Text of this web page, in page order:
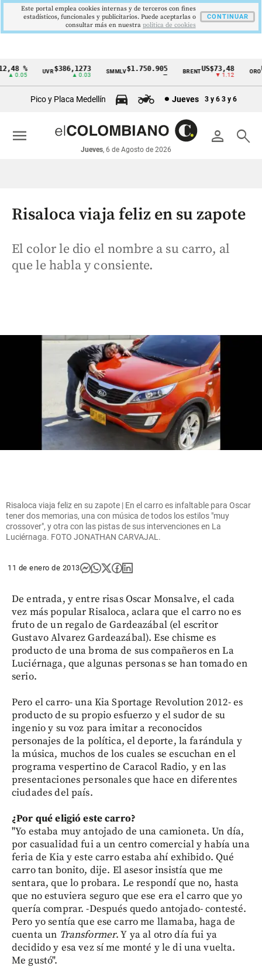
Cintillo
económicos
Colombia
%
0.05
UVR$386,1273
▲ 0.03
SMMLV$1.750.905 BRENTUS$73,48
▼ 1.12
ORO
Pico y Placa Medellín Jueves 3 y 6 3 y 6
person search
Jueves, 6 de Agosto de 2026
menu
Risaloca viaja feliz en su zapote
El color le dio el nombre a su carro, al
que le habla y consiente.
Risaloca viaja feliz en su zapote | En el carro es infaltable para Oscar
tener dos memorias, una con música de todos los estilos "muy
crossover", y otra con las pistas de sus intervenciones en La
Luciérnaga. FOTO JONATHAN CARVAJAL.
11 de enero de 2013
De entrada, y entre risas Oscar Monsalve, el cada
vez más popular Risaloca, aclara que el carro no es
fruto de un regalo de Gardeazábal (el escritor
Gustavo Alvarez Gardeazábal). Ese chisme es
producto de una broma de sus compañeros en La
Luciérnaga, que algunas personas se han tomado en
serio.
Pero el carro- una Kia Sportage Revolution 2012- es
producto de su propio esfuerzo y el sudor de su
ingenio y su voz para imitar a reconocidos
personajes de la política, el deporte, la farándula y
la música, muchos de los cuales se escuchan en el
programa vespertino de Caracol Radio, y en las
presentaciones personales que hace en diferentes
ciudades del país.
¿Por qué eligió este carro?
"Yo estaba muy antojado de una camioneta. Un día,
por casualidad fui a un centro comercial y había una
feria de Kia y este carro estaba ahí exhibido. Qué
carro tan bonito, dije. El asesor insistía que me
sentara, que lo probara. Le respondí que no, hasta
que no estuviera seguro que ese era el carro que yo
quería comprar. -Después quedo antojado- contesté.
Pero yo sentía que ese carro me llamaba, haga de
cuenta un Transformer. Y ya al otro día fui ya
decidido y esa vez sí me monté y le di una vuelta.
Me gustó".
Este portal emplea cookies internas y de terceros con fines
estadísticos, funcionales y publicitarios. Puede aceptarlas o
consultar más en nuestra politica de cookies
CONTINUAR